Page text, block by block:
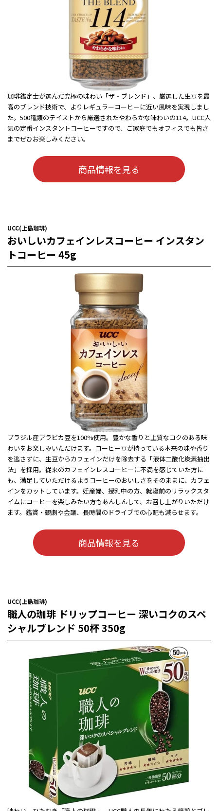
珈琲鑑定士が選んだ究極の味わい「ザ・ブレンド」、厳選した生豆を最
高のブレンド技術で、よりレギュラーコーヒーに近い風味を実現しまし
た。500種類のテイストから厳選されたやわらかな味わいの114。UCC人
気の定番インスタントコーヒーですので、ご家庭でもオフィスでも皆さ
までぜひお楽しみください。
商品情報を見る
UCC(上島珈琲)
おいしいカフェインレスコーヒー インスタン
トコーヒー 45g
ブラジル産アラビカ豆を100%使用。豊かな香りと上質なコクのある味
わいをお楽しみいただけます。コーヒー豆が持っている本来の味や香り
を逃さずに、生豆からカフェインだけを除去する「液体二酸化炭素抽出
法」を採用。従来のカフェインレスコーヒーに不満を感じていた方に
も、満足していただけるようコーヒーのおいしさをそのままに、カフェ
インをカットしています。妊産婦、授乳中の方、就寝前のリラックスタ
イムにコーヒーを楽しみたい方もあんしんして、お召し上がりいただけ
ます。鑑賞・観劇や会議、長時間のドライブでの心配も減らせます。
商品情報を見る
UCC(上島珈琲)
職人の珈琲 ドリップコーヒー 深いコクのスペ
シャルブレンド 50杯 350g